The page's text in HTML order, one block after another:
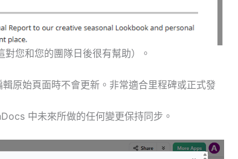
您和您的團隊日後很有幫助）。
原始頁面時不會更新。非常適合里程碑或正式發
中未來所做的任何變更保持同步。